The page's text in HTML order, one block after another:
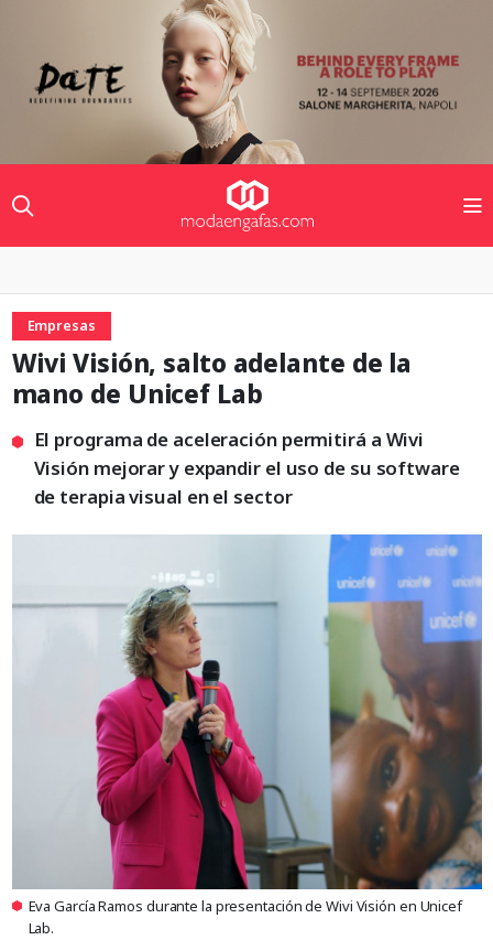
Empresas
Wivi Visión, salto adelante de la
mano de Unicef Lab
El programa de aceleración permitirá a Wivi
Visión mejorar y expandir el uso de su software
de terapia visual en el sector
Eva García Ramos durante la presentación de Wivi Visión en Unicef
Lab.